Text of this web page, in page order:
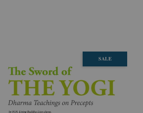
SALE